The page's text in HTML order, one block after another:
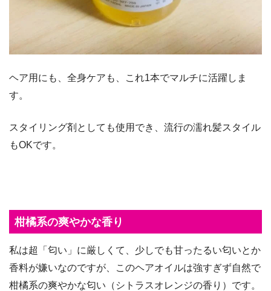
ヘア用にも、全身ケアも、これ1本でマルチに活躍しま
す。
スタイリング剤としても使用でき、流行の濡れ髪スタイル
もOKです。
柑橘系の爽やかな香り
私は超「匂い」に厳しくて、少しでも甘ったるい匂いとか
香料が嫌いなのですが、このヘアオイルは強すぎず自然で
柑橘系の爽やかな匂い（シトラスオレンジの香り）です。